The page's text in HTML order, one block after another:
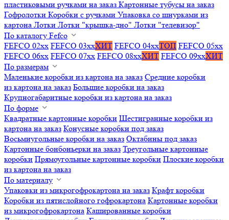
пластиковыми ручками на заказ Картонные тубусы на заказ
Гофролотки Коробки с ручками Упаковка со шнурками из
картона Лотки Лотки "крышка-дно" Лотки "телевизор"
По каталогу Fefco
FEFCO 02xx FEFCO 03xxХИТ FEFCO 04xxТОП FEFCO 05xx
FEFCO 06xx FEFCO 07xx FEFCO 08xxХИТ FEFCO 09xxХИТ
По размерам
Маленькие коробки из картона на заказ Средние коробки
из картона на заказ Большие коробки на заказ
Крупногабаритные коробки из картона на заказ
По форме
Квадратные картонные коробки Шестигранные коробки из
картона на заказ Конусные коробки под заказ
Восьмиугольные коробки на заказ Октабины под заказ
Картонные бонбоньерки на заказ Треугольные картонные
коробки Прямоугольные картонные коробки Плоские коробки
из картона на заказ
По материалу
Упаковки из микрогофрокартона на заказ Крафт коробки
Коробки из пятислойного гофрокартона Картонные коробки
из микрогофрокартона Кашированные коробки